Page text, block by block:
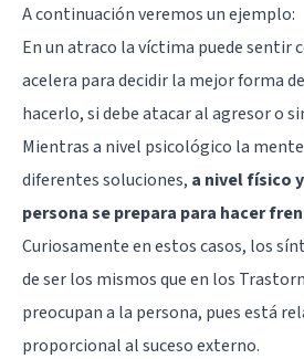
A continuación veremos un ejemplo:
En un atraco la víctima puede sentir
acelera para decidir la mejor forma
hacerlo, si debe atacar al agresor o
Mientras a nivel psicológico la
diferentes soluciones, a nivel físico
persona se prepara para hacer
Curiosamente en estos casos, los
de ser los mismos que en los
preocupan a la persona, pues está
proporcional al suceso externo.